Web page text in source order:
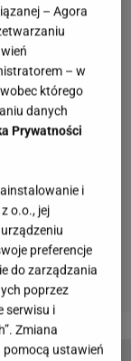
– Agora
– w
którego
danych
Prywatności
i
o.o., jej
preferencje
do zarządzania
poprzez
serwisu i
Zmiana
pomocą ustawień